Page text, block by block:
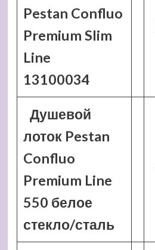
Pestan Confluo
Premium Slim
Line
13100034
Душевой
лоток Pestan
Confluo
Premium Line
550 белое
стекло/сталь